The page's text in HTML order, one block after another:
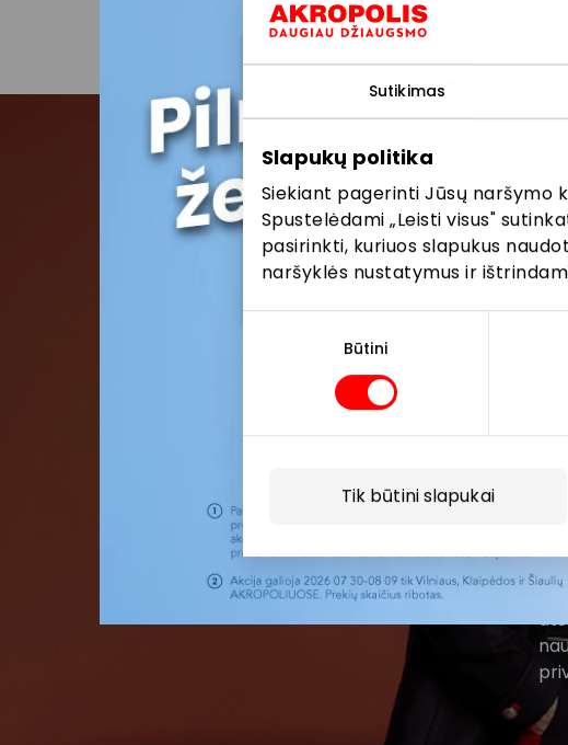
Sutikimas
Slapukų politika
Siekiant pagerinti Jūsų naršymo
Spustelėdami „Leisti visus"
pasirinkti, kuriuos slapukus
naršyklės nustatymus ir
Būtini
Tik būtini slapukai
Pirmieji sužinokite